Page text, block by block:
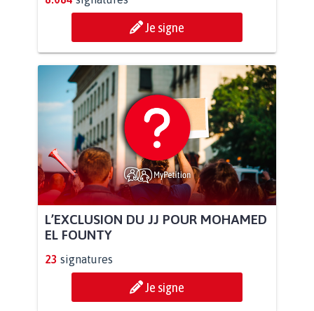
Je signe
L’EXCLUSION DU JJ POUR MOHAMED
EL FOUNTY
23 signatures
Je signe